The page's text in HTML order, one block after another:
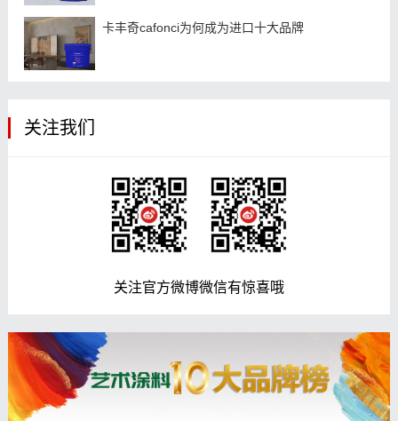
卡丰奇cafonci为何成为进口十大品牌
关注我们
关注官方微博微信有惊喜哦